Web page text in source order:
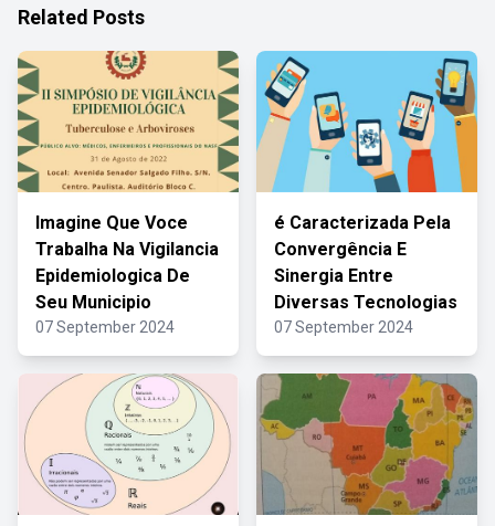
Related Posts
Imagine Que Voce
Trabalha Na Vigilancia
Epidemiologica De
Seu Municipio
07 September 2024
é Caracterizada Pela
Convergência E
Sinergia Entre
Diversas Tecnologias
07 September 2024